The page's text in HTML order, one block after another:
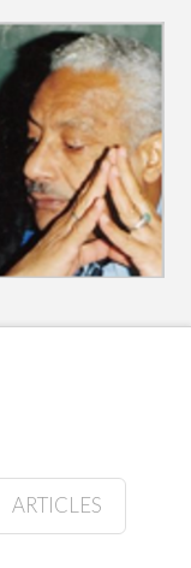
ARTICLES